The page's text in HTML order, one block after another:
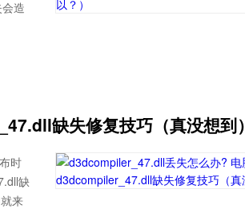
造
缺失修复技巧（真没想到）
时
缺
来